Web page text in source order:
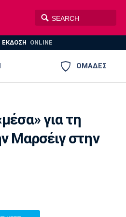
ΕΚΔΟΣΗ ONLINE
ΟΜΑΔΕΣ
ΑΕΚ ΠΑΟΚ
για τη
Μαρσέιγ στην